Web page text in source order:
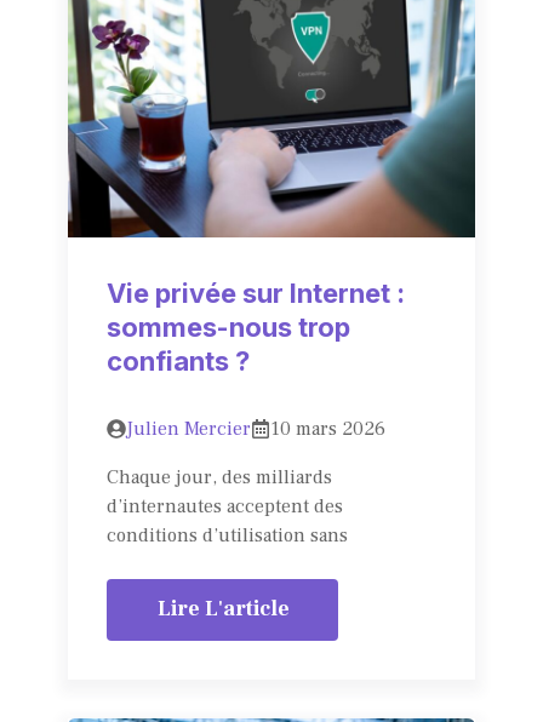
Vie privée sur Internet :
sommes-nous trop
confiants ?
Julien Mercier
10 mars 2026
Chaque jour, des milliards
d’internautes acceptent des
conditions d’utilisation sans
Lire L'article